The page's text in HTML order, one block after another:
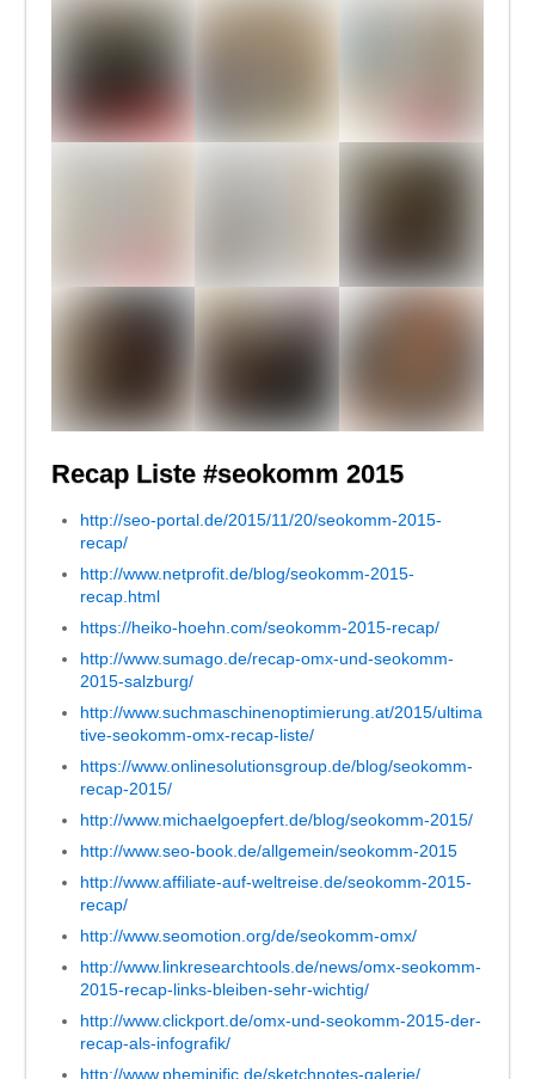
Recap Liste #seokomm 2015
http://seo-portal.de/2015/11/20/seokomm-2015-
recap/
http://www.netprofit.de/blog/seokomm-2015-
recap.html
https://heiko-hoehn.com/seokomm-2015-recap/
http://www.sumago.de/recap-omx-und-seokomm-
2015-salzburg/
http://www.suchmaschinenoptimierung.at/2015/ultima
tive-seokomm-omx-recap-liste/
https://www.onlinesolutionsgroup.de/blog/seokomm-
recap-2015/
http://www.michaelgoepfert.de/blog/seokomm-2015/
http://www.seo-book.de/allgemein/seokomm-2015
http://www.affiliate-auf-weltreise.de/seokomm-2015-
recap/
http://www.seomotion.org/de/seokomm-omx/
http://www.linkresearchtools.de/news/omx-seokomm-
2015-recap-links-bleiben-sehr-wichtig/
http://www.clickport.de/omx-und-seokomm-2015-der-
recap-als-infografik/
http://www.pheminific.de/sketchnotes-galerie/